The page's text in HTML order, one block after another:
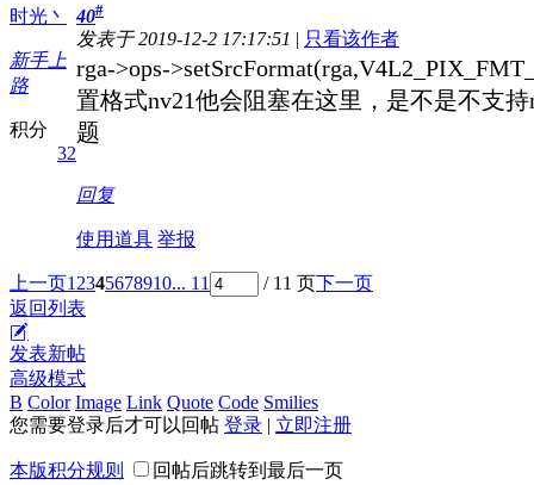
时光丶
新手上
路
积分
32
40#
发表于 2019-12-2 17:17:51 | 只看该作者
rga->ops-
置格式nv21他会阻塞在这里，是不是不支
题
回复
使用道具 举报
上一页1 2345678910... 11 / 11 页下一页
返回列表
发表新帖
高级模式
B Color Image Link Quote Code Smilies
您需要登录后才可以回帖 登录 | 立即注册
本版积分规则 回帖后跳转到最后一页